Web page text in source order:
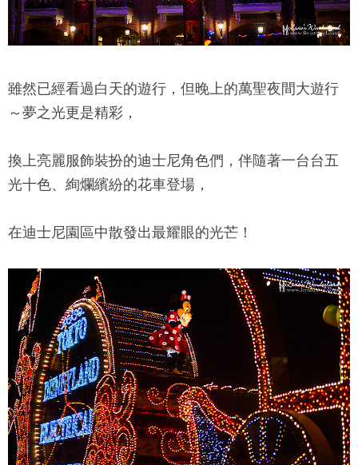
雖然已經看過白天的遊行，但晚上的萬聖夜間大遊行
～夢之光更是精彩，
換上亮麗服飾裝扮的迪士尼角色們，伴隨著一台台五
光十色、絢爛繽紛的花車登場，
在迪士尼園區中散發出最耀眼的光芒！